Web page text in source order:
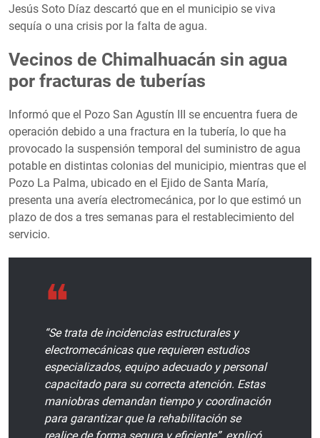
Jesús Soto Díaz descartó que en el municipio se viva
sequía o una crisis por la falta de agua.
Vecinos de Chimalhuacán sin agua
por fracturas de tuberías
Informó que el Pozo San Agustín III se encuentra fuera de
operación debido a una fractura en la tubería, lo que ha
provocado la suspensión temporal del suministro de agua
potable en distintas colonias del municipio, mientras que el
Pozo La Palma, ubicado en el Ejido de Santa María,
presenta una avería electromecánica, por lo que estimó un
plazo de dos a tres semanas para el restablecimiento del
servicio.
“Se trata de incidencias estructurales y
electromecánicas que requieren estudios
especializados, equipo adecuado y personal
capacitado para su correcta atención. Estas
maniobras demandan tiempo y coordinación
para garantizar que la rehabilitación se